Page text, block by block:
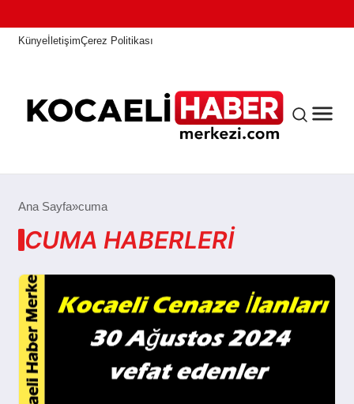
KünyeİletişimÇerez Politikası
ANASAYFA
ASAYIŞ
GÜNDEM
Ana Sayfa cuma
CUMA HABERLERI